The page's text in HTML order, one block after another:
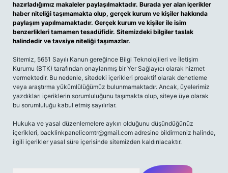
hazırladığımız makaleler paylaşılmaktadır. Burada yer alan içerikler
haber niteliği taşımamakta olup, gerçek kurum ve kişiler hakkında
paylaşım yapılmamaktadır. Gerçek kurum ve kişiler ile isim
benzerlikleri tamamen tesadüfidir. Sitemizdeki bilgiler taslak
halindedir ve tavsiye niteliği taşımazlar.
Sitemiz, 5651 Sayılı Kanun gereğince Bilgi Teknolojileri ve İletişim
Kurumu (BTK) tarafından onaylanmış bir Yer Sağlayıcı olarak hizmet
vermektedir. Bu nedenle, sitedeki içerikleri proaktif olarak denetleme
veya araştırma yükümlülüğümüz bulunmamaktadır. Ancak, üyelerimiz
yazdıkları içeriklerin sorumluluğunu taşımakta olup, siteye üye olarak
bu sorumluluğu kabul etmiş sayılırlar.
Hukuka ve yasal düzenlemelere aykırı olduğunu düşündüğünüz
içerikleri, backlinkpanelicomtr@gmail.com adresine bildirmeniz halinde,
ilgili içerikler yasal süre içerisinde sitemizden kaldırılacaktır.